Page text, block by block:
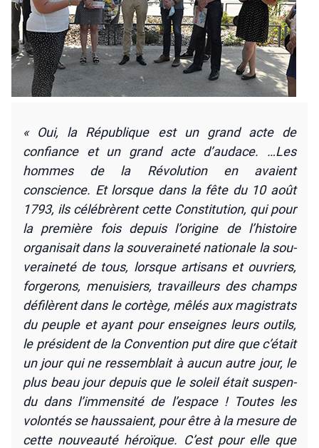
« Oui, la Répu­blique est un grand acte de
confiance et un grand acte d’audace. …Les
hommes de la Révo­lu­tion en avaient
conscience. Et lorsque dans la fête du 10 août
1793, ils célé­brèrent cette Consti­tu­tion, qui pour
la pre­mière fois depuis l’origine de l’histoire
orga­ni­sait dans la sou­ve­rai­ne­té natio­nale la sou­
ve­rai­ne­té de tous, lorsque arti­sans et ouvriers,
for­ge­rons, menui­siers, tra­vailleurs des champs
défi­lèrent dans le cor­tège, mêlés aux magis­trats
du peuple et ayant pour enseignes leurs outils,
le pré­sident de la Conven­tion put dire que c’était
un jour qui ne res­sem­blait à aucun autre jour, le
plus beau jour depuis que le soleil était sus­pen­
du dans l’immensité de l’espace ! Toutes les
volon­tés se haus­saient, pour être à la mesure de
cette nou­veau­té héroïque. C’est pour elle que